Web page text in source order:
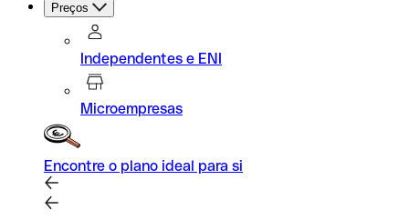
Preços
Independentes e ENI
Microempresas
Encontre o plano ideal para si